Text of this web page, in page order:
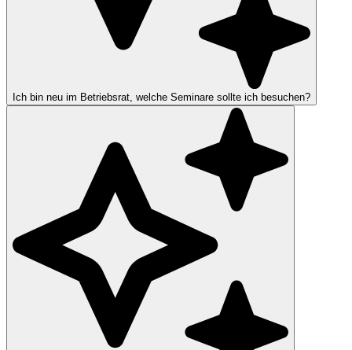
Ich bin neu im Betriebsrat, welche Seminare sollte ich besuchen?